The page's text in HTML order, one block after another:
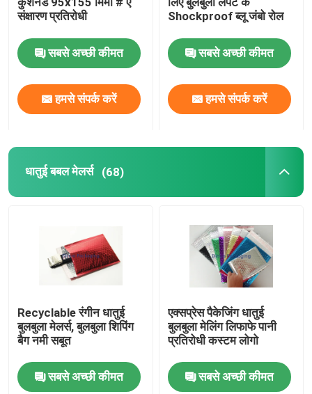
ESD परिरक्षण बैग
सीपीई प्लास्टिक बैग
एल्यूमीनियम पन्नी बैग
मुद्रित पेपर बॉक्स
संक्षारण प्रतिरोधी
सबसे अच्छी कीमत
हमसे संपर्क करें
Shockproof ब्लू जंबो रोल
सबसे अच्छी कीमत
हमसे संपर्क करें
धातुई बबल मेलर्स (68)
Recyclable रंगीन धातुई
बुलबुला मेलर्स, बुलबुला शिपिंग
बैग नमी सबूत
सबसे अच्छी कीमत
एक्सप्रेस पैकेजिंग धातुई
बुलबुला मेलिंग लिफाफे पानी
प्रतिरोधी कस्टम लोगो
सबसे अच्छी कीमत